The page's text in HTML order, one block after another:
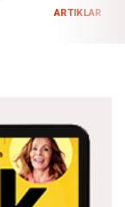
ARTIKLAR